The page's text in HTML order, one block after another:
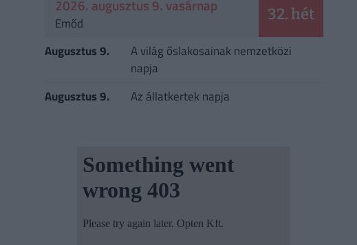
2026. augusztus 9. vasárnap
Emőd 32. hét
Augusztus 9.
A világ őslakosainak nemzetközi
napja
Augusztus 9.
Az állatkertek napja